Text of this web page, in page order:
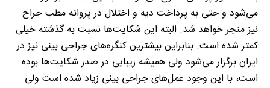
می‌شود و حتی به پرداخت دیه و اختلال در پروانه مطب جراح
نیز منجر خواهد شد. البته این شکایت‌ها نسبت به گذشته خیلی
کمتر شده است. بنابراین بیشترین کنگره‌های جراحی بینی نیز در
ایران برگزار می‌شود ولی همیشه زیبایی در صدر شکایت‌ها بوده
است، با این وجود عمل‌های جراحی بینی زیاد شده است ولی